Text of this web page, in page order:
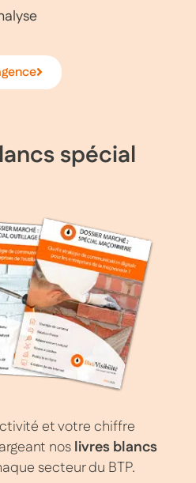
spécial
et votre chiffre
nos livres blancs
secteur du BTP.